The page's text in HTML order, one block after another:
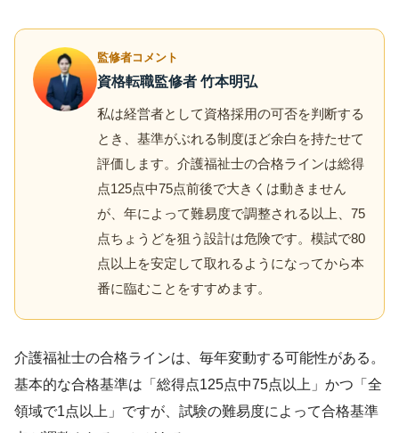
監修者コメント
資格転職監修者 竹本明弘
私は経営者として資格採用の可否を判断する
とき、基準がぶれる制度ほど余白を持たせて
評価します。介護福祉士の合格ラインは総得
点125点中75点前後で大きくは動きません
が、年によって難易度で調整される以上、75
点ちょうどを狙う設計は危険です。模試で80
点以上を安定して取れるようになってから本
番に臨むことをすすめます。
介護福祉士の合格ラインは、毎年変動する可能性がある。
基本的な合格基準は「総得点125点中75点以上」かつ「全
領域で1点以上」ですが、試験の難易度によって合格基準